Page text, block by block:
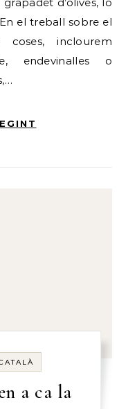
el treball sobre el
coses, inclourem
endevinalles o
a ca la